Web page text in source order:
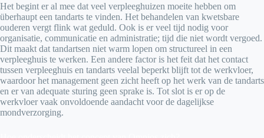
Het begint er al mee dat veel verpleeghuizen moeite hebben om
überhaupt een tandarts te vinden. Het behandelen van kwetsbare
ouderen vergt flink wat geduld. Ook is er veel tijd nodig voor
organisatie, communicatie en administratie; tijd die niet wordt vergoed.
Dit maakt dat tandartsen niet warm lopen om structureel in een
verpleeghuis te werken. Een andere factor is het feit dat het contact
tussen verpleeghuis en tandarts veelal beperkt blijft tot de werkvloer,
waardoor het management geen zicht heeft op het werk van de tandarts
en er van adequate sturing geen sprake is. Tot slot is er op de
werkvloer vaak onvoldoende aandacht voor de dagelijkse
mondverzorging.